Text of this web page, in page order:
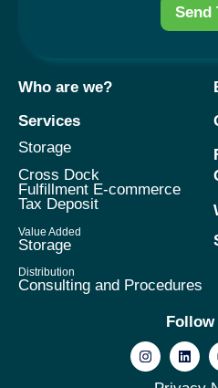
Send
Who are we?
Services
Storage
Cross Dock
Fulfillment E-commerce
Tax Deposit
Value Added
Storage
Distribution
Consulting and Procedures
Follow